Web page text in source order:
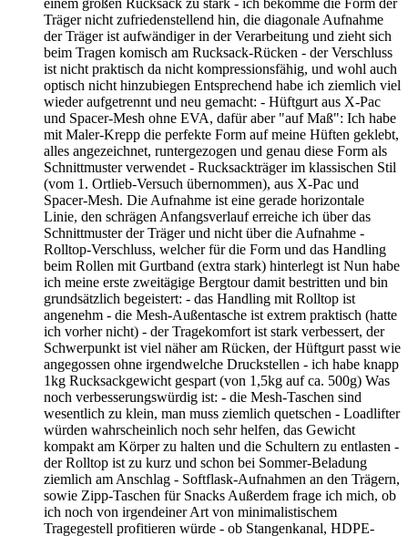
einem großen Rucksack zu stark - ich bekomme die Form der
Träger nicht zufriedenstellend hin, die diagonale Aufnahme
der Träger ist aufwändiger in der Verarbeitung und zieht sich
beim Tragen komisch am Rucksack-Rücken - der Verschluss
ist nicht praktisch da nicht kompressionsfähig, und wohl auch
optisch nicht hinzubiegen Entsprechend habe ich ziemlich viel
wieder aufgetrennt und neu gemacht: - Hüftgurt aus X-Pac
und Spacer-Mesh ohne EVA, dafür aber "auf Maß": Ich habe
mit Maler-Krepp die perfekte Form auf meine Hüften geklebt,
alles angezeichnet, runtergezogen und genau diese Form als
Schnittmuster verwendet - Rucksackträger im klassischen Stil
(vom 1. Ortlieb-Versuch übernommen), aus X-Pac und
Spacer-Mesh. Die Aufnahme ist eine gerade horizontale
Linie, den schrägen Anfangsverlauf erreiche ich über das
Schnittmuster der Träger und nicht über die Aufnahme -
Rolltop-Verschluss, welcher für die Form und das Handling
beim Rollen mit Gurtband (extra stark) hinterlegt ist Nun habe
ich meine erste zweitägige Bergtour damit bestritten und bin
grundsätzlich begeistert: - das Handling mit Rolltop ist
angenehm - die Mesh-Außentasche ist extrem praktisch (hatte
ich vorher nicht) - der Tragekomfort ist stark verbessert, der
Schwerpunkt ist viel näher am Rücken, der Hüftgurt passt wie
angegossen ohne irgendwelche Druckstellen - ich habe knapp
1kg Rucksackgewicht gespart (von 1,5kg auf ca. 500g) Was
noch verbesserungswürdig ist: - die Mesh-Taschen sind
wesentlich zu klein, man muss ziemlich quetschen - Loadlifter
würden wahrscheinlich noch sehr helfen, das Gewicht
kompakt am Körper zu halten und die Schultern zu entlasten -
der Rolltop ist zu kurz und schon bei Sommer-Beladung
ziemlich am Anschlag - Softflask-Aufnahmen an den Trägern,
sowie Zipp-Taschen für Snacks Außerdem frage ich mich, ob
ich noch von irgendeiner Art von minimalistischem
Tragegestell profitieren würde - ob Stangenkanal, HDPE-